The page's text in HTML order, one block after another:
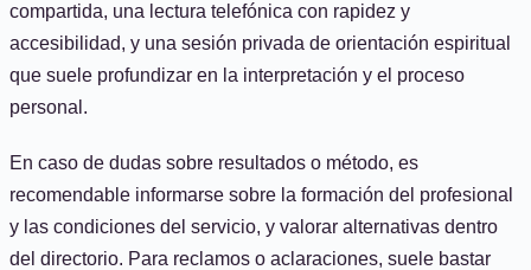
compartida, una lectura telefónica con rapidez y
accesibilidad, y una sesión privada de orientación espiritual
que suele profundizar en la interpretación y el proceso
personal.
En caso de dudas sobre resultados o método, es
recomendable informarse sobre la formación del profesional
y las condiciones del servicio, y valorar alternativas dentro
del directorio. Para reclamos o aclaraciones, suele bastar